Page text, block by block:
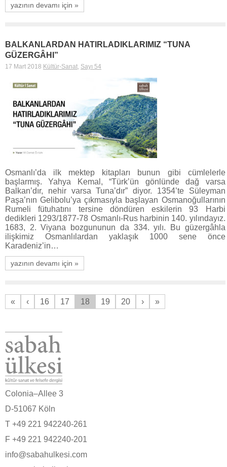
yazının devamı için »
BALKANLARDAN HATIRLADIKLARIMIZ “TUNA
GÜZERGÂHI”
17 Mart 2018 Kültür-Sanat, Sayı 54
Osmanlı’da ilk mektep kitapları bunun gibi cümlelerle
başlarmış. Yahya Kemal, “Türk’ün gönlünde dağ varsa
Balkan’dır, nehir varsa Tuna’dır” diyor. 1354’te Süleyman
Paşa’nın Gelibolu’ya çıkmasıyla başlayan Osmanoğullarının
Rumeli fütuhatını tersine döndüren eskilerin 93 Harbi
dedikleri 1293/1877-78 Osmanlı-Rus harbinin 140. yılındayız.
1683, 2. Viyana bozgununun da 334. yılı. Bu güzergâhla
ilişkimiz Osmanlılardan yaklaşık 1000 sene önce
Karadeniz’in…
yazının devamı için »
« ‹ 16 17 18 19 20 › »
Colonia–Allee 3
D-51067 Köln
T +49 221 942240-261
F +49 221 942240-201
info@sabahulkesi.com